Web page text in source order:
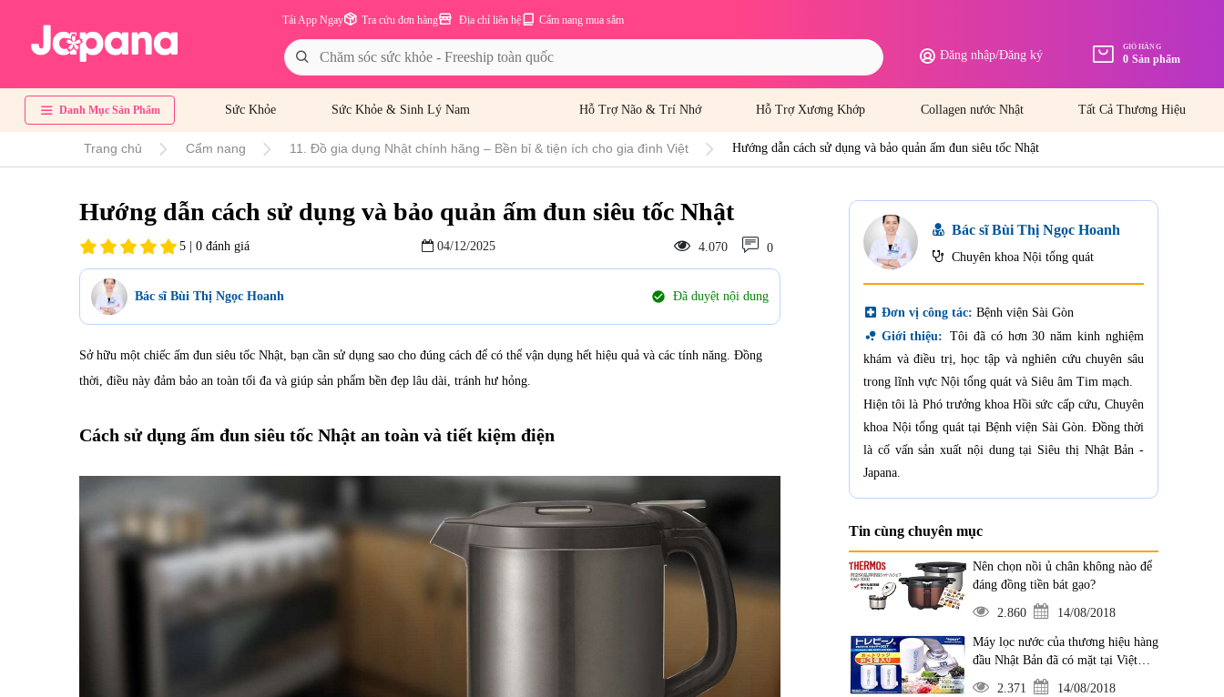
Cẩm nang mua sắm
Địa chỉ liên hệ
Tra cứu đơn hàng
Tải App Ngay
Đăng nhập/Đăng ký
GIỎ HÀNG
0 Sản phẩm
Danh Mục Sản Phẩm Sức Khỏe Sức Khỏe & Sinh Lý Nam Hỗ Trợ Não & Trí Nhớ Hỗ Trợ Xương Khớp Collagen nước Nhật Tất Cả Thương Hiệu
Trang chủ Cẩm nang 11. Đồ gia dụng Nhật chính hãng – Bền bỉ & tiện ích cho gia đình Việt Hướng dẫn cách sử dụng và bảo quản ấm đun siêu tốc Nhật
Hướng dẫn cách sử dụng và bảo quản ấm đun siêu tốc Nhật
5 | 0 đánh giá 04/12/2025 4.070 0
Bác sĩ Bùi Thị Ngọc Hoanh check_circle Đã duyệt nội dung
Sở hữu một chiếc ấm đun siêu tốc Nhật , bạn cần sử dụng sao cho đúng cách để có thể vận dụng hết hiệu quả và các tính năng. Đồng
thời, điều này đảm bảo an toàn tối đa và giúp sản phẩm bền đẹp lâu dài, tránh hư hỏng.
Cách sử dụng ấm đun siêu tốc Nhật an toàn và tiết kiệm điện
Bác sĩ Bùi Thị Ngọc Hoanh
Chuyên khoa Nội tổng quát
local_hospital Đơn vị công tác: Bệnh viện Sài Gòn
bubble_chart Giới thiệu: Tôi đã có hơn 30 năm kinh nghiệm
khám và điều trị, học tập và nghiên cứu chuyên sâu
trong lĩnh vực Nội tổng quát và Siêu âm Tim mạch.
Hiện tôi là Phó trưởng khoa Hồi sức cấp cứu, Chuyên
khoa Nội tổng quát tại Bệnh viện Sài Gòn. Đồng thời
là cố vấn sản xuất nội dung tại Siêu thị Nhật Bản -
Japana.
Tin cùng chuyên mục
Nên chọn nồi ủ chân không nào để
đáng đồng tiền bát gạo?
2.860 14/08/2018
Máy lọc nước của thương hiệu hàng
đầu Nhật Bản đã có mặt tại Việt
Nam
2.371 14/08/2018